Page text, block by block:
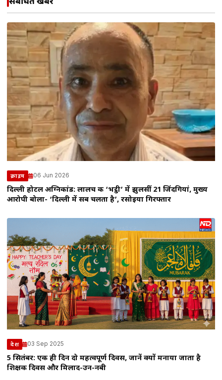
क्राइम 06 Jun 2026
दिल्ली होटल अग्निकांड: लालच की ‘भट्ठी’ में झुलसीं 21 जिंदगियां, मुख्य
आरोपी बोला- ‘दिल्ली में सब चलता है’, रसोइया गिरफ्तार
देश 03 Sep 2025
5 सितंबर: एक ही दिन दो महत्वपूर्ण दिवस, जानें क्यों मनाया जाता है
शिक्षक दिवस और मिलाद-उन-नबी